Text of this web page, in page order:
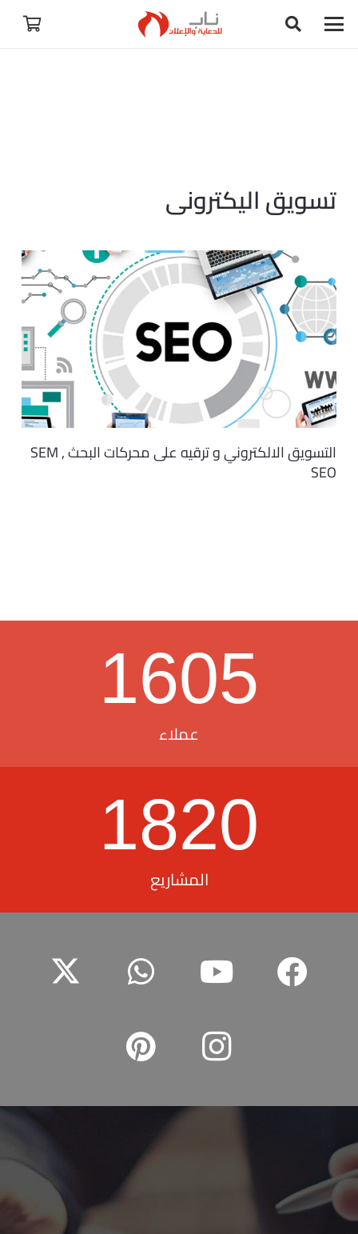
تسويق اليكترونى
التسويق الالكتروني و ترقيه على محركات البحث SEM ,
SEO
1605
عملاء
1820
المشاريع